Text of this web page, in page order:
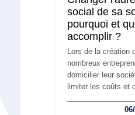
social de sa
pourquoi et
accomplir ?
Lors de la création
nombreux
domicilier leur
limiter les coûts et
l'activité, cette